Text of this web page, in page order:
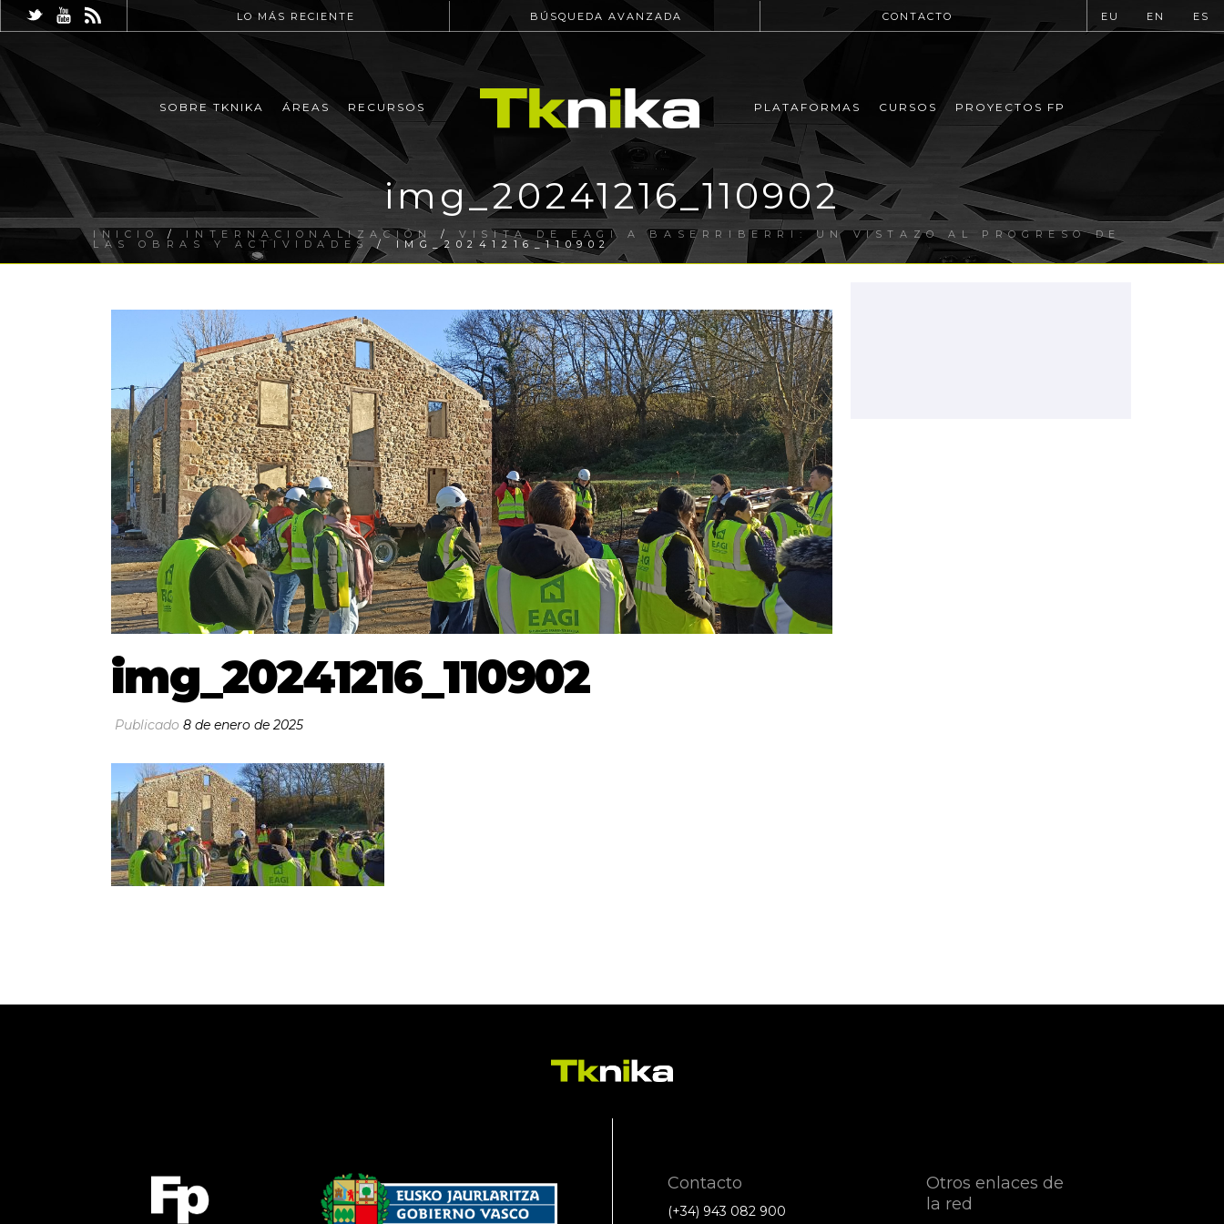
LO MÁS RECIENTE BÚSQUEDA AVANZADA CONTACTO EU EN ES
SOBRE TKNIKA ÁREAS RECURSOS PLATAFORMAS CURSOS PROYECTOS FP
img_20241216_110902
INICIO / INTERNACIONALIZACIÓN /VISITA DE EAGI A BASERRIBERRI: UN VISTAZO AL PROGRESO DE
LAS OBRAS Y ACTIVIDADES / IMG_20241216_110902
img_20241216_110902
Publicado 8 de enero de 2025
Contacto
(+34) 943 082 900
Otros enlaces de
la red